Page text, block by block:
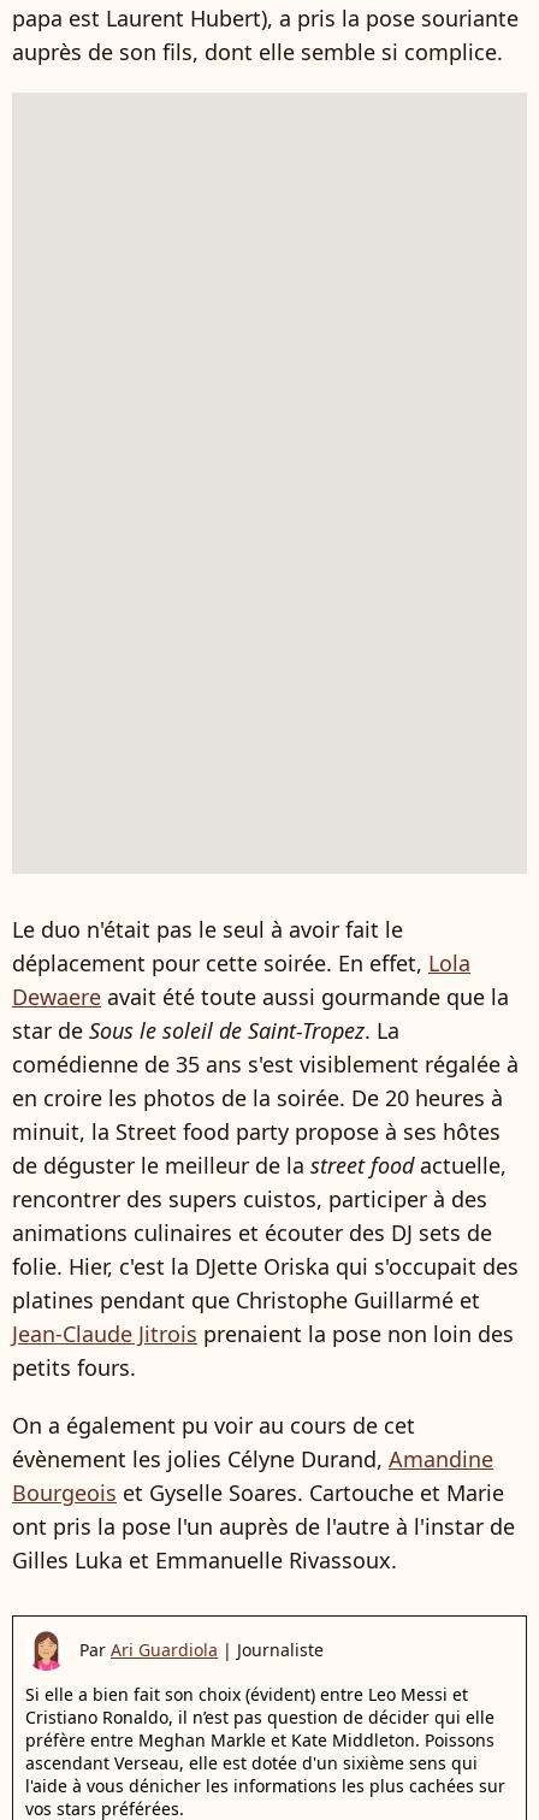
papa est Laurent Hubert), a pris la pose souriante
auprès de son fils, dont elle semble si complice.
Le duo n'était pas le seul à avoir fait le
déplacement pour cette soirée. En effet, Lola
Dewaere avait été toute aussi gourmande que la
star de Sous le soleil de Saint-Tropez. La
comédienne de 35 ans s'est visiblement régalée à
en croire les photos de la soirée. De 20 heures à
minuit, la Street food party propose à ses hôtes
de déguster le meilleur de la street foodactuelle,
rencontrer des supers cuistos, participer à des
animations culinaires et écouter des DJ sets de
folie. Hier, c'est la DJette Oriska qui s'occupait des
platines pendant que Christophe Guillarmé et
Jean-Claude Jitrois prenaient la pose non loin des
petits fours.
On a également pu voir au cours de cet
évènement les jolies Célyne Durand, Amandine
Bourgeois et Gyselle Soares. Cartouche et Marie
ont pris la pose l'un auprès de l'autre à l'instar de
Gilles Luka et Emmanuelle Rivassoux.
Par Ari Guardiola | Journaliste
Si elle a bien fait son choix (évident) entre Leo Messi et
Cristiano Ronaldo, il n’est pas question de décider qui elle
préfère entre Meghan Markle et Kate Middleton. Poissons
ascendant Verseau, elle est dotée d'un sixième sens qui
l'aide à vous dénicher les informations les plus cachées sur
vos stars préférées.